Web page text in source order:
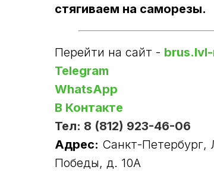
стягиваем на саморезы.
Перейти на сайт -
Telegram
WhatsApp
В Контакте
Тел: 8 (812) 923-46-06
Адрес: Санкт-Петербург,
Победы, д. 10А